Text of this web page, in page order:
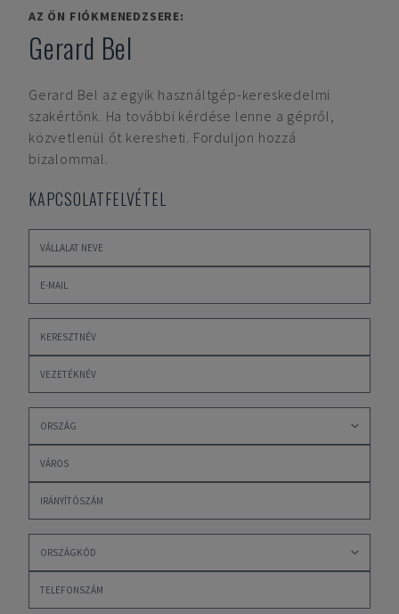
AZ ÖN FIÓKMENEDZSERE:
Gerard Bel
Gerard Bel az egyik használtgép-kereskedelmi
szakértőnk. Ha további kérdése lenne a gépről,
közvetlenül őt keresheti. Forduljon hozzá
bizalommal.
KAPCSOLATFELVÉTEL